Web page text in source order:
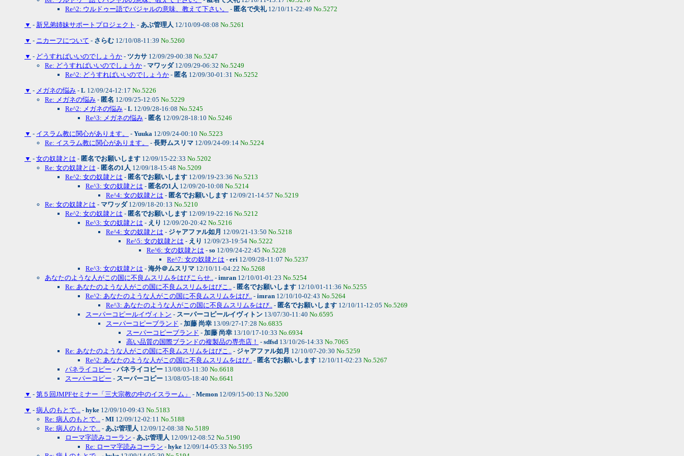
Re^2: ウルドゥー語でバジャルの意味、教えて下さい。
- 匿名で失礼12/10/11-22:49 No.5272
▼ - 新兄弟姉妹サポートプロジェクト - あぶ管理人 12/10/09-08:08 No.5261
▼ - ニカーフについて - さらむ 12/10/08-11:39 No.5260
▼ - どうすればいいのでしょうか - ツカサ 12/09/29-00:38 No.5247
Re: どうすればいいのでしょうか - マワッダ12/09/29-06:32 No.5249
Re^2: どうすればいいのでしょうか - 匿名 12/09/30-01:31 No.5252
▼ - メガネの悩み - L 12/09/24-12:17 No.5226
Re: メガネの悩み - 匿名 12/09/25-12:05 No.5229
Re^2: メガネの悩み - L 12/09/28-16:08 No.5245
Re^3: メガネの悩み - 匿名 12/09/28-18:10 No.5246
▼ - イスラム教に関心があります。 - Yuuka 12/09/24-00:10 No.5223
Re: イスラム教に関心があります。
- 長野ムスリマ 12/09/24-09:14 No.5224
▼ - 女の奴隷とは - 匿名でお願いします 12/09/15-22:33 No.5202
Re: 女の奴隷とは - 匿名の1人 12/09/18-15:48 No.5209
Re^2: 女の奴隷とは - 匿名でお願いします 12/09/19-23:36 No.5213
Re^3: 女の奴隷とは - 匿名の1人 12/09/20-10:08 No.5214
Re^4: 女の奴隷とは - 匿名でお願いします 12/09/21-14:57 No.5219
Re: 女の奴隷とは - マワッダ12/09/18-20:13 No.5210
Re^2: 女の奴隷とは - 匿名でお願いします 12/09/19-22:16 No.5212
Re^3: 女の奴隷とは - えり 12/09/20-20:42 No.5216
Re^4: 女の奴隷とは - ジャアファル如月 12/09/21-13:50 No.5218
Re^5: 女の奴隷とは - えり 12/09/23-19:54 No.5222
Re^6: 女の奴隷とは - so 12/09/24-22:45 No.5228
Re^7: 女の奴隷とは - eri 12/09/28-11:07 No.5237
Re^3: 女の奴隷とは - 海外＠ムスリマ 12/10/11-04:22 No.5268
あなたのような人がこの国に不良ムスリムをはびこらせ.. - imran 12/10/01-01:23 No.5254
Re: あなたのような人がこの国に不良ムスリムをはびこ.. - 匿名でお願いします 12/10/01-11:36 No.5255
Re^2: あなたのような人がこの国に不良ムスリムをはび.. - imran 12/10/10-02:43 No.5264
Re^3: あなたのような人がこの国に不良ムスリムをはび.. - 匿名でお願いします 12/10/11-12:05 No.5269
スーパーコピールイヴィトン - スーパーコピールイヴィトン 13/07/30-11:40 No.6595
スーパーコピーブランド - 加藤 尚幸 13/09/27-17:28 No.6835
スーパーコピーブランド - 加藤 尚幸 13/10/17-10:33 No.6934
高い品質の国際ブランドの複製品の専売店！ - sdfsd 13/10/26-14:33 No.7065
Re: あなたのような人がこの国に不良ムスリムをはびこ.. - ジャアファル如月 12/10/07-20:30 No.5259
Re^2: あなたのような人がこの国に不良ムスリムをはび.. - 匿名でお願いします 12/10/11-02:23 No.5267
パネライコピー - パネライコピー 13/08/03-11:30 No.6618
スーパーコピー - スーパーコピー 13/08/05-18:40 No.6641
▼ - 第５回JMPFセミナー「三大宗教の中のイスラーム」 - Memon 12/09/15-00:13 No.5200
▼ - 病人のもとで... - hyke 12/09/10-09:43 No.5183
Re: 病人のもとで... - MI 12/09/12-02:11 No.5188
Re: 病人のもとで... - あぶ管理人 12/09/12-08:38 No.5189
ローマ字読みコーラン - あぶ管理人 12/09/12-08:52 No.5190
Re: ローマ字読みコーラン - hyke 12/09/14-05:33 No.5195